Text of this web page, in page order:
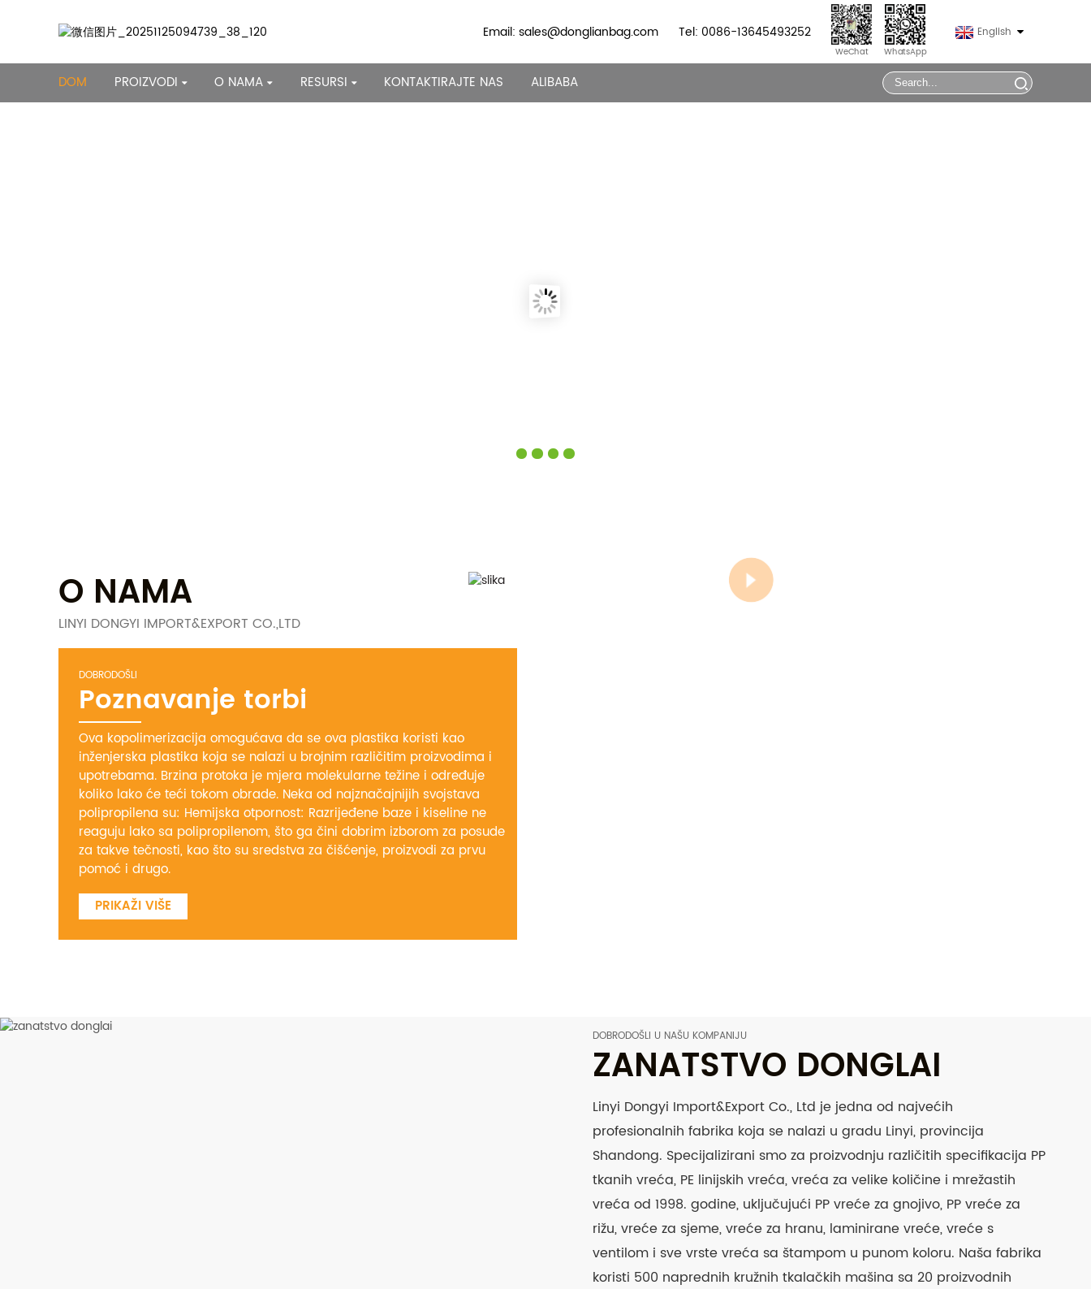
Email: sales@donglianbag.com Tel: 0086-13645493252
WeChat WhatsApp
English
DOM PROIZVODI O NAMA RESURSI KONTAKTIRAJTE NAS ALIBABA
O NAMA
LINYI DONGYI IMPORT&EXPORT CO.,LTD
DOBRODOŠLI
Poznavanje torbi
Ova kopolimerizacija omogućava da se ova plastika koristi kao
inženjerska plastika koja se nalazi u brojnim različitim proizvodima i
upotrebama. Brzina protoka je mjera molekularne težine i određuje
koliko lako će teći tokom obrade. Neka od najznačajnijih svojstava
polipropilena su: Hemijska otpornost: Razrijeđene baze i kiseline ne
reaguju lako sa polipropilenom, što ga čini dobrim izborom za posude
za takve tečnosti, kao što su sredstva za čišćenje, proizvodi za prvu
pomoć i drugo.
PRIKAŽI VIŠE
DOBRODOŠLI U NAŠU KOMPANIJU
ZANATSTVO DONGLAI
Linyi Dongyi Import&Export Co., Ltd je jedna od najvećih
profesionalnih fabrika koja se nalazi u gradu Linyi, provincija
Shandong. Specijalizirani smo za proizvodnju različitih specifikacija PP
tkanih vreća, PE linijskih vreća, vreća za velike količine i mrežastih
vreća od 1998. godine, uključujući PP vreće za gnojivo, PP vreće za
rižu, vreće za sjeme, vreće za hranu, laminirane vreće, vreće s
ventilom i sve vrste vreća sa štampom u punom koloru. Naša fabrika
koristi 500 naprednih kružnih tkalačkih mašina sa 20 proizvodnih